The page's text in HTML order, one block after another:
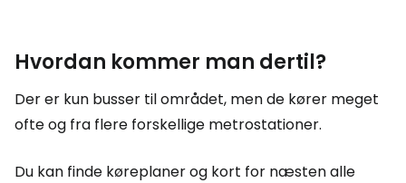
Hvordan kommer man dertil?
Der er kun busser til området, men de kører meget
ofte og fra flere forskellige metrostationer.
Du kan finde køreplaner og kort for næsten alle